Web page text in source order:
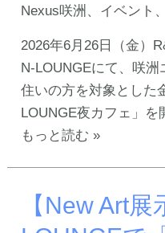
を
国
際
交
流
セ
ン
が
ス
タ
ー
ト】“咲
洲
Nexus咲洲 、 イベント 、
2026年6月26日（金）
N-LOUNGEにて、咲
住いの方を対象とした
LOUNGE夜カフェ」
【6
もっと読む »
【New Art